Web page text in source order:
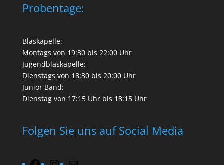
Probentage:
Blaskapelle:
Montags von 19:30 bis 22:00 Uhr
Jugendblaskapelle:
Dienstags von 18:30 bis 20:00 Uhr
Junior Band:
Dienstag von 17:15 Uhr bis 18:15 Uhr
Folgen Sie uns auf Social Media
FacebookInstagram